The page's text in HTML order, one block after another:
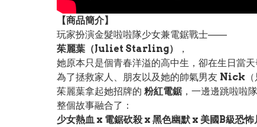
【商品簡介】
玩家扮演金髮啦啦隊少女兼電鋸戰士——
茱麗葉（Juliet Starling）
，
她原本只是個青春洋溢的高中生，卻在生日當天
為了拯救家人、朋友以及她的帥氣男友 Nick
茱麗葉拿起她招牌的 粉紅電鋸 ，一邊邊跳啦啦
整個故事融合了：
少女熱血 x 電鋸砍殺 x 黑色幽默 x 美國B級恐怖